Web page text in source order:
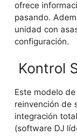
ofrece
pasando.
unidad con
configuración.
Kontrol
Este modelo
reinvención de
integración
(software DJ